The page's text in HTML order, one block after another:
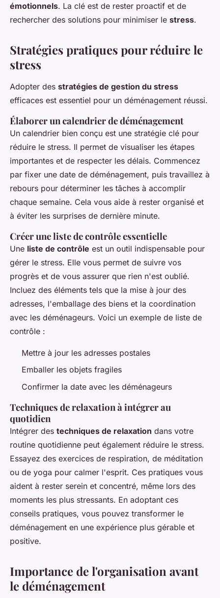
émotionnels. La clé est de rester proactif et de
rechercher des solutions pour minimiser le stress.
Stratégies pratiques pour réduire le
stress
Adopter des stratégies de gestion du stress
efficaces est essentiel pour un déménagement réussi.
Élaborer un calendrier de déménagement
Un calendrier bien conçu est une stratégie clé pour
réduire le stress. Il permet de visualiser les étapes
importantes et de respecter les délais. Commencez
par fixer une date de déménagement, puis travaillez à
rebours pour déterminer les tâches à accomplir
chaque semaine. Cela vous aide à rester organisé et
à éviter les surprises de dernière minute.
Créer une liste de contrôle essentielle
Une liste de contrôle est un outil indispensable pour
gérer le stress. Elle vous permet de suivre vos
progrès et de vous assurer que rien n'est oublié.
Incluez des éléments tels que la mise à jour des
adresses, l'emballage des biens et la coordination
avec les déménageurs. Voici un exemple de liste de
contrôle :
Mettre à jour les adresses postales
Emballer les objets fragiles
Confirmer la date avec les déménageurs
Techniques de relaxation à intégrer au
quotidien
Intégrer des techniques de relaxation dans votre
routine quotidienne peut également réduire le stress.
Essayez des exercices de respiration, de méditation
ou de yoga pour calmer l'esprit. Ces pratiques vous
aident à rester serein et concentré, même lors des
moments les plus stressants. En adoptant ces
conseils pratiques, vous pouvez transformer le
déménagement en une expérience plus gérable et
positive.
Importance de l'organisation avant
le déménagement